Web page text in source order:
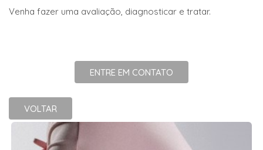
Venha fazer uma avaliação, diagnosticar e tratar.
ENTRE EM CONTATO
VOLTAR